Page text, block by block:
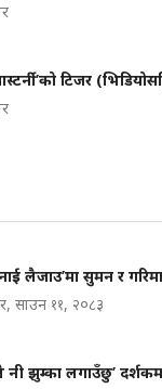
टिजर
लैजाउ’मा सुमन र
साउन ११, २०८३
झुम्का लगाउँछु’